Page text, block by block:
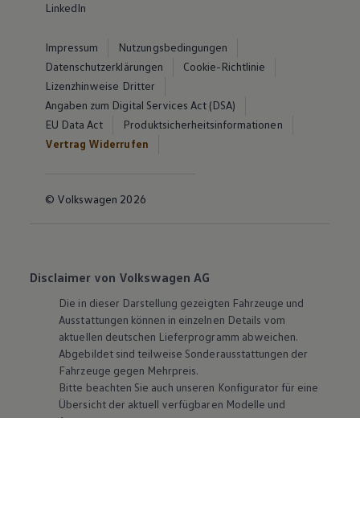
LinkedIn
Impressum
Nutzungsbedingungen
Datenschutzerklärungen
Cookie-Richtlinie
Lizenzhinweise Dritter
Angaben zum Digital Services Act (DSA)
EU Data Act
Produktsicherheitsinformationen
Vertrag Widerrufen
© Volkswagen 2026
Disclaimer von Volkswagen AG
Die in dieser Darstellung gezeigten Fahrzeuge und
Ausstattungen können in einzelnen Details vom
aktuellen deutschen Lieferprogramm abweichen.
Abgebildet sind teilweise Sonderausstattungen der
Fahrzeuge gegen Mehrpreis.
Bitte beachten Sie auch unseren Konfigurator für eine
Übersicht der aktuell verfügbaren Modelle und
Ausstattungen.